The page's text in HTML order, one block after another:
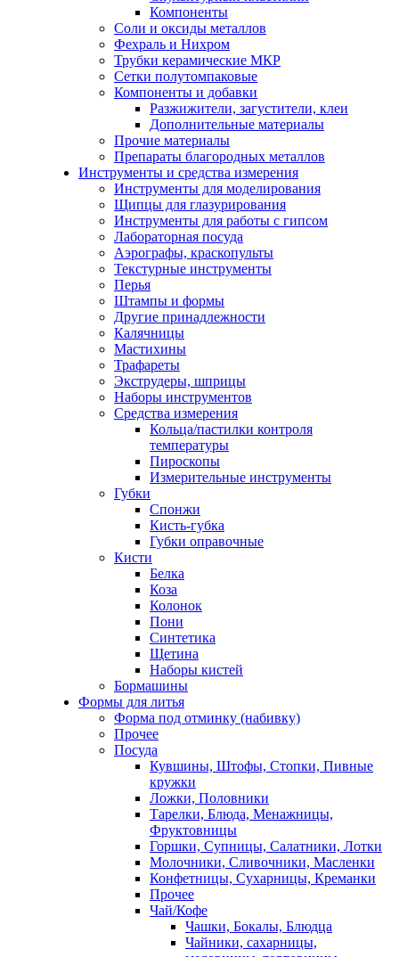
Компоненты
Соли и оксиды металлов
Фехраль и Нихром
Трубки керамические МКР
Сетки полутомпаковые
Компоненты и добавки
Разжижители, загустители, клеи
Дополнительные материалы
Прочие материалы
Препараты благородных металлов
Инструменты и средства измерения
Инструменты для моделирования
Щипцы для глазурирования
Инструменты для работы с гипсом
Лабораторная посуда
Аэрографы, краскопульты
Текстурные инструменты
Перья
Штампы и формы
Другие принадлежности
Калячницы
Мастихины
Трафареты
Экструдеры, шприцы
Наборы инструментов
Средства измерения
Кольца/пастилки контроля
температуры
Пироскопы
Измерительные инструменты
Губки
Спонжи
Кисть-губка
Губки оправочные
Кисти
Белка
Коза
Колонок
Пони
Синтетика
Щетина
Наборы кистей
Бормашины
Формы для литья
Форма под отминку (набивку)
Прочее
Посуда
Кувшины, Штофы, Стопки, Пивные
кружки
Ложки, Половники
Тарелки, Блюда, Менажницы,
Фруктовницы
Горшки, Супницы, Салатники, Лотки
Молочники, Сливочники, Масленки
Конфетницы, Сухарницы, Креманки
Прочее
Чай/Кофе
Чашки, Бокалы, Блюдца
Чайники, сахарницы,